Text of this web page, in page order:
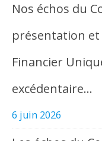
Nos échos du
présentation
Financier
excédentaire…
6 juin 2026